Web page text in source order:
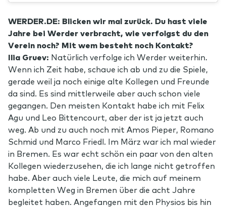
WERDER.DE: Blicken wir mal zurück. Du hast viele
Jahre bei Werder verbracht, wie verfolgst du den
Verein noch? Mit wem besteht noch Kontakt?
Ilia Gruev: Natürlich verfolge ich Werder weiterhin.
Wenn ich Zeit habe, schaue ich ab und zu die Spiele,
gerade weil ja noch einige alte Kollegen und Freunde
da sind. Es sind mittlerweile aber auch schon viele
gegangen. Den meisten Kontakt habe ich mit Felix
Agu und Leo Bittencourt, aber der ist ja jetzt auch
weg. Ab und zu auch noch mit Amos Pieper, Romano
Schmid und Marco Friedl. Im März war ich mal wieder
in Bremen. Es war echt schön ein paar von den alten
Kollegen wiederzusehen, die ich lange nicht getroffen
habe. Aber auch viele Leute, die mich auf meinem
kompletten Weg in Bremen über die acht Jahre
begleitet haben. Angefangen mit den Physios bis hin